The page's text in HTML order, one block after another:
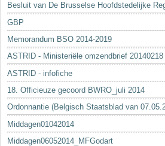
Besluit van De Brusselse Hoofdstedelijke
GBP
Memorandum BSO 2014-2019
ASTRID - Ministeriële omzendbrief 20140218
ASTRID - infofiche
18. Officieuze gecoord BWRO_juli 2014
Ordonnantie (Belgisch Staatsblad van
Middagen01042014
Middagen06052014_MFGodart